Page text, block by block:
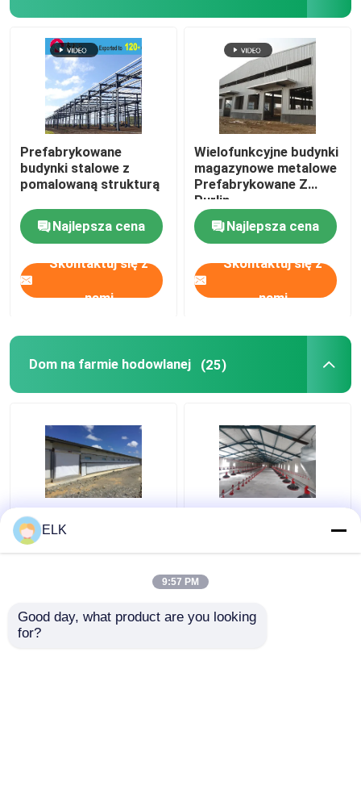
Prefabrykowane
budynki stalowe z
pomalowaną strukturą
Najlepsza cena
Skontaktuj się z
nami
Wielofunkcyjne budynki
magazynowe metalowe
Prefabrykowane Z
Purlin
Najlepsza cena
Skontaktuj się z
nami
Dom na farmie hodowlanej (25)
ISO Dom
gospodarstwa
Dom gospodarstwa
drobiowego
konstrukcja stalowa
ELK
9:57 PM
Good day, what product are you looking
for?